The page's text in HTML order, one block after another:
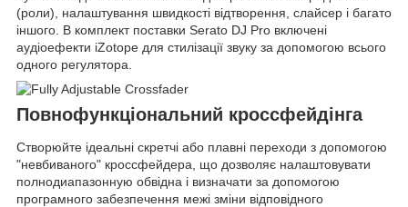
(роли), налаштування швидкості відтворення, слайсер і багато
іншого. В комплект поставки Serato DJ Pro включені
аудіоефекти iZotope для стилізації звуку за допомогою всього
одного регулятора.
Повнофункціональний кроссфейдінга
Створюйте ідеальні скретчі або плавні переходи з допомогою
"невбиваного" кроссфейдера, що дозволяє налаштовувати
полнодиапазонную обвідна і визначати за допомогою
програмного забезпечення межі зміни відповідного